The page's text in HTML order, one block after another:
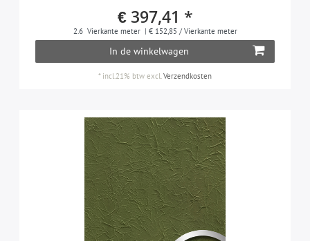
€ 397,41 *
2.6 Vierkante meter | € 152,85 / Vierkante meter
In de winkelwagen
* incl.21% btw excl.Verzendkosten